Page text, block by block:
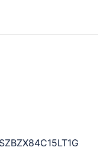
SZBZX84C15LT1G